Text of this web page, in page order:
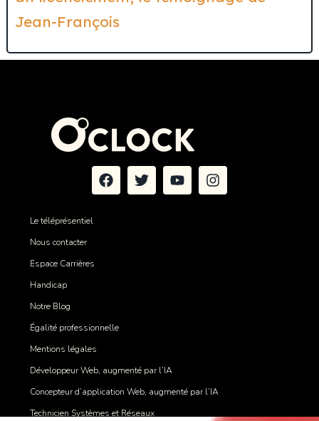
Jean-François
Le téléprésentiel
Nous contacter
Espace Carrières
Handicap
Notre Blog
Égalité professionnelle
Mentions légales
Développeur Web, augmenté par l’IA
Concepteur d’application Web, augmenté par l’IA
Technicien Systèmes et Réseaux